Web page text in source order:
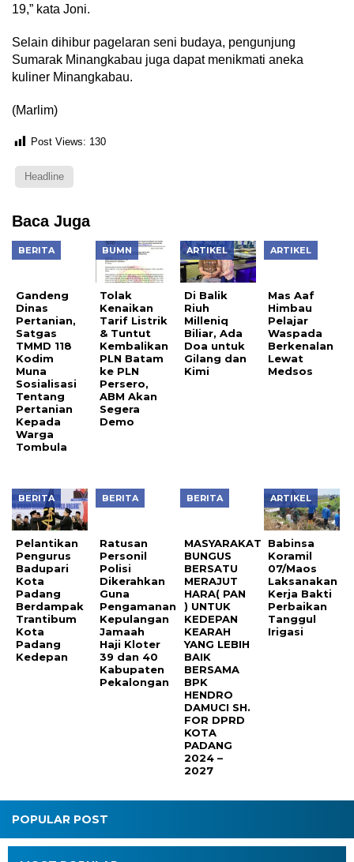
19,” kata Joni.
Selain dihibur pagelaran seni budaya, pengunjung
Sumarak Minangkabau juga dapat menikmati aneka
kuliner Minangkabau.
(Marlim)
Post Views: 130
Headline
Baca Juga
BERITA
Gandeng
Dinas
Pertanian,
Satgas
TMMD 118
Kodim
Muna
Sosialisasi
Tentang
Pertanian
Kepada
Warga
Tombula
BUMN
Tolak
Kenaikan
Tarif Listrik
& Tuntut
Kembalikan
PLN Batam
ke PLN
Persero,
ABM Akan
Segera
Demo
ARTIKEL
Di Balik
Riuh
Milleniq
Biliar, Ada
Doa untuk
Gilang dan
Kimi
ARTIKEL
Mas Aaf
Waspada
Berkenalan
Lewat
Medsos
BERITA
Pelantikan
Pengurus
Badupari
Kota
Padang
Berdampak
Trantibum
Kota
Padang
Kedepan
BERITA
Ratusan
Personil
Polisi
Dikerahkan
Guna
Pengamanan
Kepulangan
Jamaah
Haji Kloter
39 dan 40
Kabupaten
Pekalongan
BERITA
MASYARAKAT
MERAJUT
HARA( PAN
) UNTUK
KEDEPAN
KEARAH
YANG LEBIH
BAIK
BERSAMA
BPK
HENDRO
DAMUCI SH.
FOR DPRD
KOTA
PADANG
2024 –
2027
ARTIKEL
Babinsa
Koramil
07/Maos
Laksanakan
Kerja Bakti
Perbaikan
Tanggul
Irigasi